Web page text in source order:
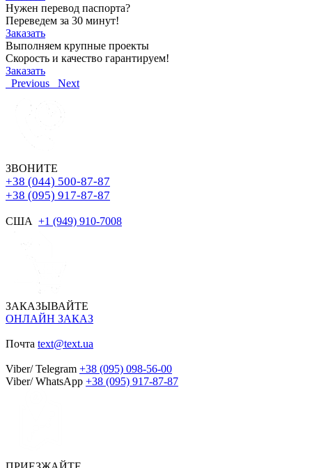
Нужен перевод паспорта?
Переведем за 30 минут!
Заказать
Выполняем крупные проекты
Скорость и качество гарантируем!
Заказать
Previous
Next
ЗВОНИТЕ
+38 (044) 500-87-87
+38 (095) 917-87-87
США +1 (949) 910-7008
ЗАКАЗЫВАЙТЕ
ОНЛАЙН ЗАКАЗ
Почта text@text.ua
Viber/ Telegram +38 (095) 098-56-00
Viber/ WhatsApp +38 (095) 917-87-87